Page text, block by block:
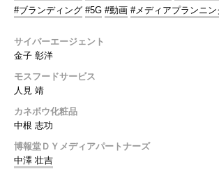
#ブランディング #5G #動画 #メディアプランニン
サイバーエージェント
金子 彰洋
モスフードサービス
人見 靖
カネボウ化粧品
中根 志功
博報堂ＤＹメディアパートナーズ
中澤 壮吉